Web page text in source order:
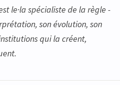
le·la spécialiste de la règle -
son évolution, son
qui la créent,